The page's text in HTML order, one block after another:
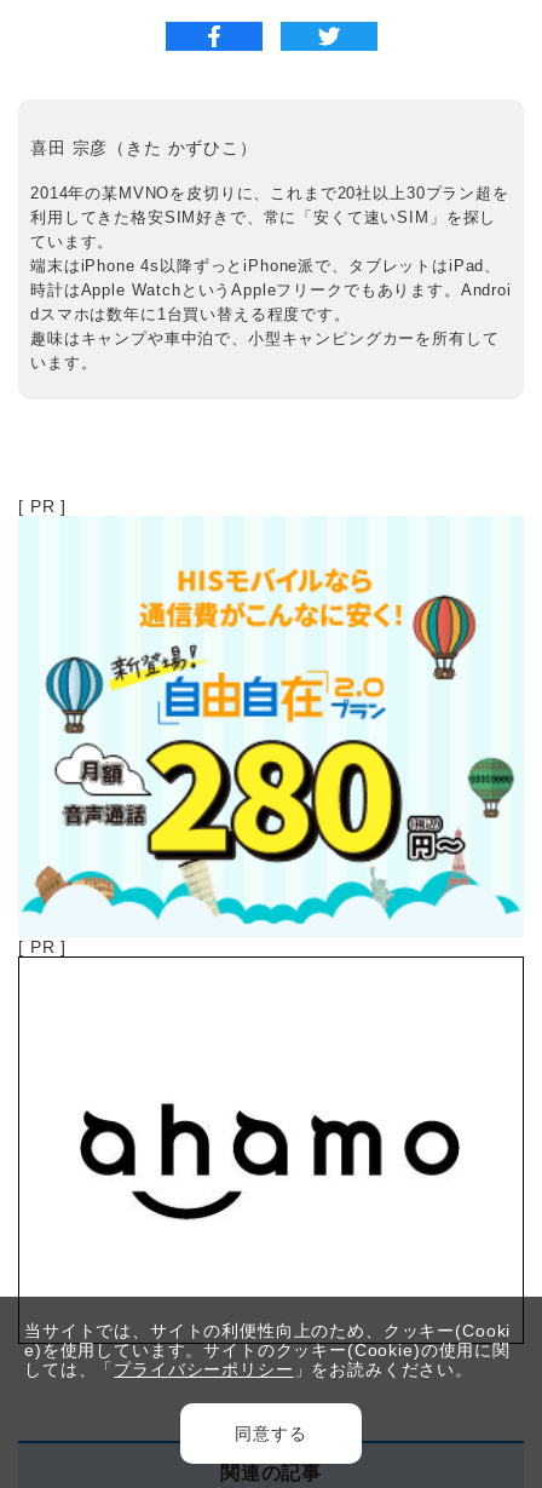
喜田 宗彦（きた かずひこ）
2014年の某MVNOを皮切りに、これまで20社以上30プラン超を
利用してきた格安SIM好きで、常に「安くて速いSIM」を探し
ています。
端末はiPhone 4s以降ずっとiPhone派で、タブレットはiPad、
時計はApple WatchというAppleフリークでもあります。Androi
dスマホは数年に1台買い替える程度です。
趣味はキャンプや車中泊で、小型キャンピングカーを所有して
います。
[ PR ]
[ PR ]
関連の記事
当サイトでは、サイトの利便性向上のため、クッキー(Cooki
e)を使用しています。サイトのクッキー(Cookie)の使用に関
しては、「 プライバシーポリシー 」をお読みください。
同意する